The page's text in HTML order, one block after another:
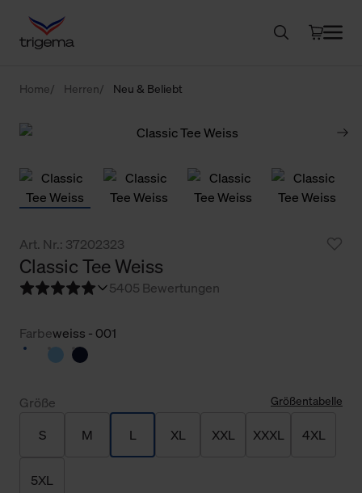
Home Herren Neu & Beliebt
Art. Nr.: 37202323
Classic Tee Weiss
5405 Bewertungen
Farbeweiss - 001
Größe Größentabelle
S M L XL XXL XXXL 4XL
5XL